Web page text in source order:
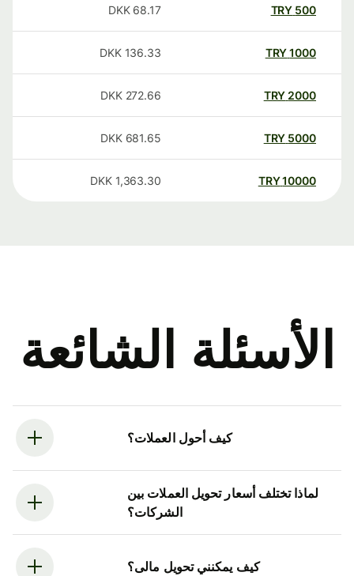
500
TRY
68.17
DKK
1000
TRY
136.33
DKK
2000
TRY
272.66
DKK
5000
TRY
681.65
DKK
10000
TRY
1,363.30
DKK
الأسئلة الشائعة
كيف أحول العملات؟
لماذا تختلف أسعار تحويل العملات بين
الشركات؟
كيف يمكنني تحويل مالى؟